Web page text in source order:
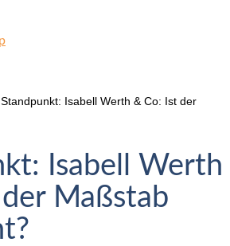
Standpunkt: Isabell Werth & Co: Ist der
Isabell Werth
Maßstab